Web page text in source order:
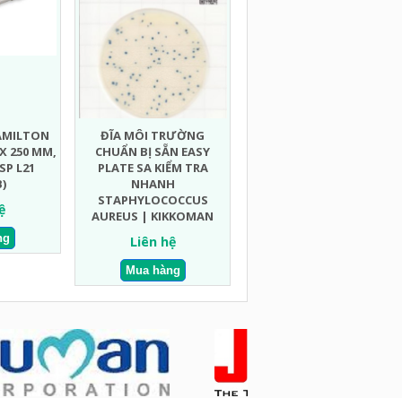
250 MM,
L21
ĐĨA MÔI TRƯỜNG
CHUẨN BỊ SẴN EASY
PLATE SA KIỂM TRA
NHANH
STAPHYLOCOCCUS
AUREUS | KIKKOMAN
Liên hệ